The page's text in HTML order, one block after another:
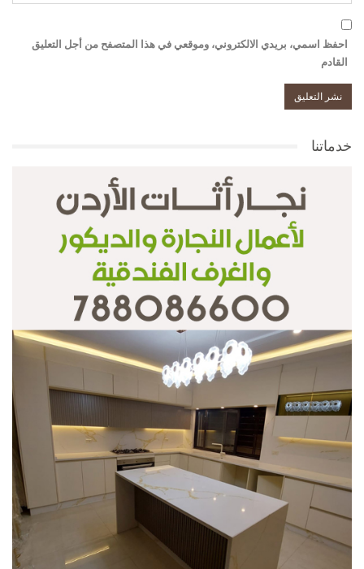
احفظ اسمي، بريدي الالكتروني، وموقعي في هذا المتصفح من أجل التعليق
القادم
خدماتنا